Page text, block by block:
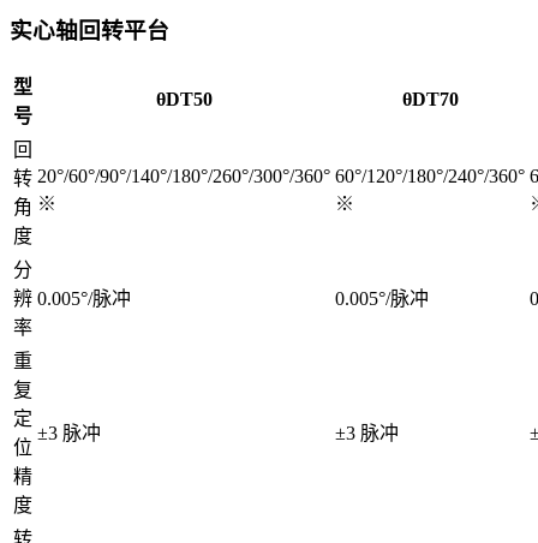
实心轴回转平台
型
号
θDT50 θDT70
回
转
角
度
20°/60°/90°/140°/180°/260°/300°/360°
※
60°/120°/180°/240°/360°
※
分
辨
率
0.005°/脉冲 0.005°/脉冲
重
复
定
位
精
度
±3 脉冲 ±3 脉冲
转